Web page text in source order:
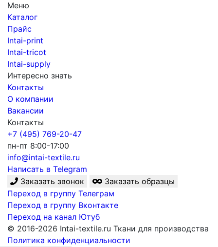
Меню
Каталог
Прайс
Intai-print
Intai-tricot
Intai-supply
Интересно знать
Контакты
О компании
Вакансии
Контакты
+7 (495) 769-20-47
пн-пт 8:00-17:00
info@intai-textile.ru
Написать в Telegram
Заказать звонок
Заказать образцы
Переход в группу Телеграм
Переход в группу Вконтакте
Переход на канал Ютуб
© 2016-2026 Intai-textile.ru Ткани для производства
Политика конфиденциальности